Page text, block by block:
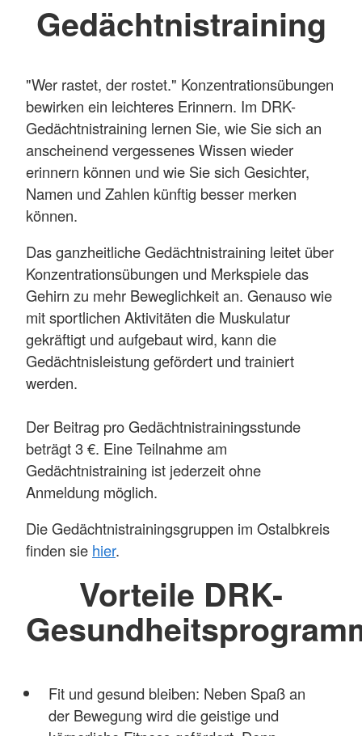
Gedächtnistraining
"Wer rastet, der rostet." Konzentrationsübungen
bewirken ein leichteres Erinnern. Im DRK-
Gedächtnistraining lernen Sie, wie Sie sich an
anscheinend vergessenes Wissen wieder
erinnern können und wie Sie sich Gesichter,
Namen und Zahlen künftig besser merken
können.
Das ganzheitliche Gedächtnistraining leitet über
Konzentrationsübungen und Merkspiele das
Gehirn zu mehr Beweglichkeit an. Genauso wie
mit sportlichen Aktivitäten die Muskulatur
gekräftigt und aufgebaut wird, kann die
Gedächtnisleistung gefördert und trainiert
werden.
Der Beitrag pro Gedächtnistrainingsstunde
beträgt 3 €. Eine Teilnahme am
Gedächtnistraining ist jederzeit ohne
Anmeldung möglich.
Die Gedächtnistrainingsgruppen im Ostalbkreis
finden sie hier.
Vorteile DRK-
Fit und gesund bleiben: Neben Spaß an
der Bewegung wird die geistige und